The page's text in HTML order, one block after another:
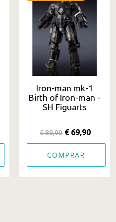
Iron-man mk-1
Birth of Iron-man -
SH Figuarts
€ 89,90 € 69,90
COMPRAR